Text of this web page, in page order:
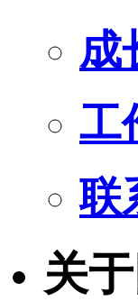
成
工
联
关